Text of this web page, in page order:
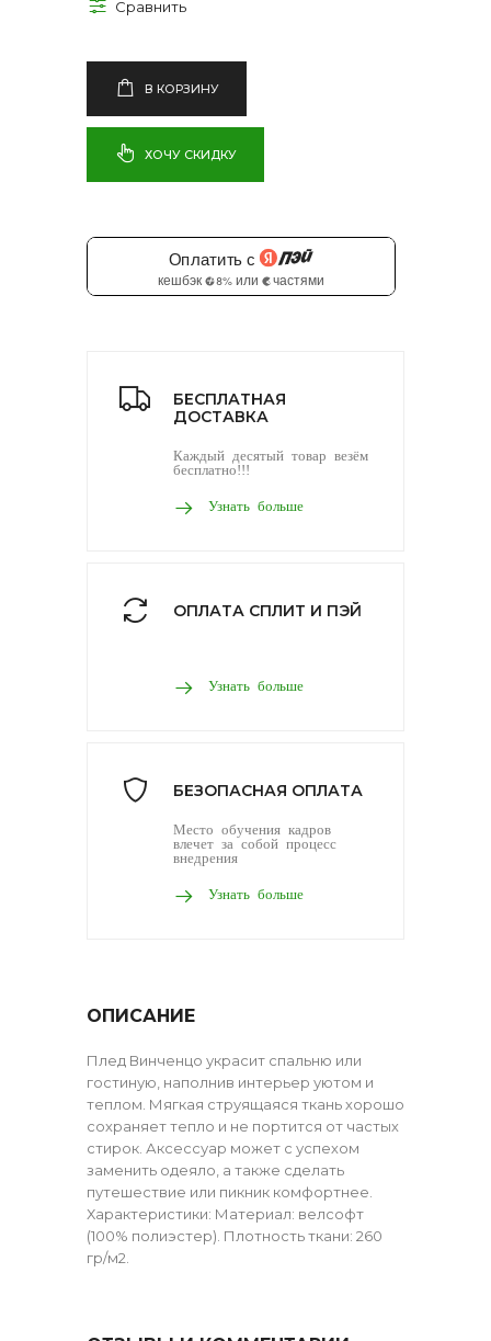
В КОРЗИНУ
ХОЧУ СКИДКУ
БЕСПЛАТНАЯ
ДОСТАВКА
Каждый десятый товар везём
бесплатно!!!
Узнать больше
ОПЛАТА СПЛИТ И ПЭЙ
Узнать больше
БЕЗОПАСНАЯ ОПЛАТА
Место обучения кадров
влечет за собой процесс
внедрения
Узнать больше
ОПИСАНИЕ
Плед Винченцо украсит спальню или
гостиную, наполнив интерьер уютом и
теплом. Мягкая струящаяся ткань хорошо
сохраняет тепло и не портится от частых
стирок. Аксессуар может с успехом
заменить одеяло, а также сделать
путешествие или пикник комфортнее.
Характеристики: Материал: велсофт
(100% полиэстер). Плотность ткани: 260
гр/м2.